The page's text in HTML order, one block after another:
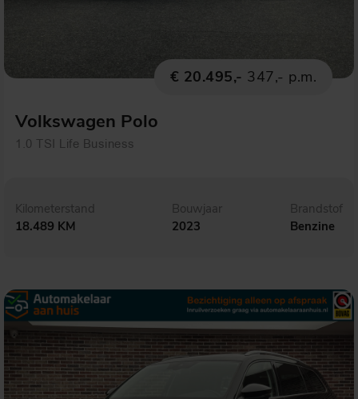
€ 20.495,- 347,- p.m.
Volkswagen Polo
1.0 TSI Life Business
Kilometerstand
18.489 KM
Bouwjaar
2023
Brandstof
Benzine